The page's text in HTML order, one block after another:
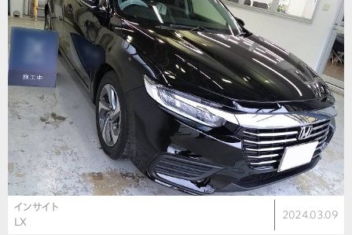
インサイト
LX
2024.03.09